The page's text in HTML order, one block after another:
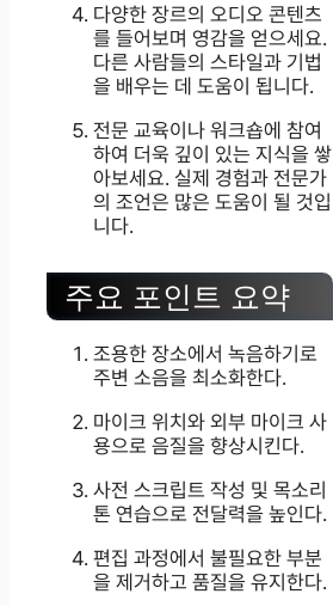
다양한 장르의 오디오 콘텐츠
를 들어보며 영감을 얻으세요.
다른 사람들의 스타일과 기법
을 배우는 데 도움이 됩니다.
전문 교육이나 워크숍에 참여
하여 더욱 깊이 있는 지식을 쌓
아보세요. 실제 경험과 전문가
의 조언은 많은 도움이 될 것입
니다.
주요 포인트 요약
조용한 장소에서 녹음하기로
주변 소음을 최소화한다.
마이크 위치와 외부 마이크 사
용으로 음질을 향상시킨다.
사전 스크립트 작성 및 목소리
톤 연습으로 전달력을 높인다.
편집 과정에서 불필요한 부분
을 제거하고 품질을 유지한다.